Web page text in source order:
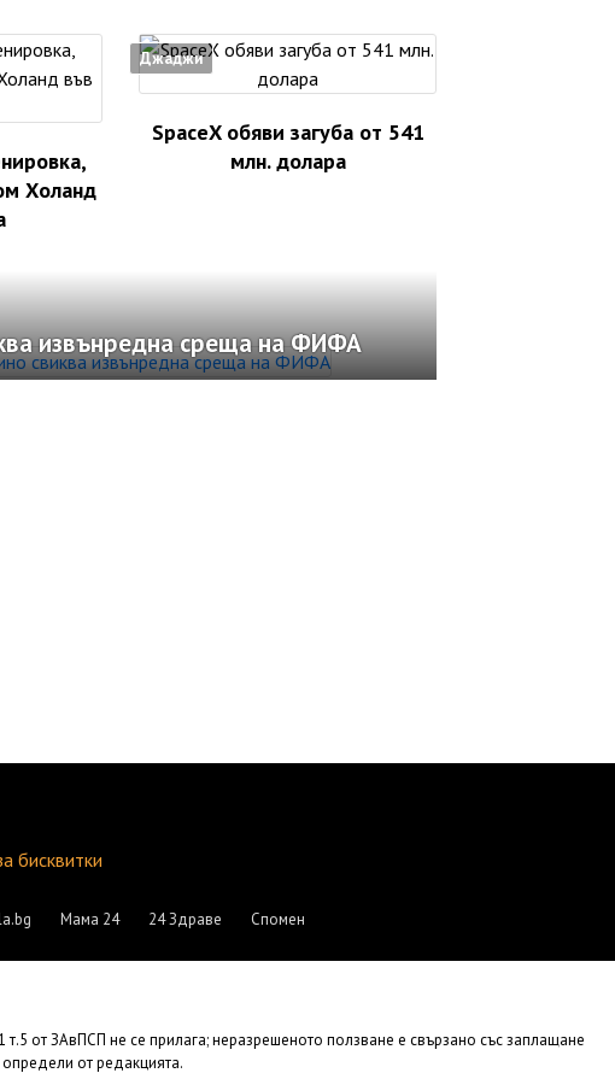
Холанд
Джаджи
SpaceX обяви загуба от 541
млн. долара
извънредна среща на ФИФА
бисквитки
Мама 24 24 Здраве Спомен
от ЗАвПСП не се прилага; неразрешеното ползване е свързано със заплащане
от редакцията.